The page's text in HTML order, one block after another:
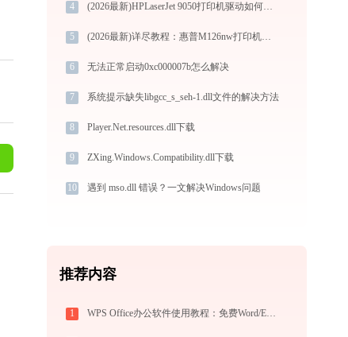
4 (2026最新)HPLaserJet 9050打印机驱动如何下载安装？这里有你需要的所有信息
5 (2026最新)详尽教程：惠普M126nw打印机驱动的正确下载与安装方式
6 无法正常启动0xc000007b怎么解决
7 系统提示缺失libgcc_s_seh-1.dll文件的解决方法
8 Player.Net.resources.dll下载
9 ZXing.Windows.Compatibility.dll下载
10 遇到 mso.dll 错误？一文解决Windows问题
推荐内容
1 WPS Office办公软件使用教程：免费Word/Excel/PPT/PDF一站式高效办公套件